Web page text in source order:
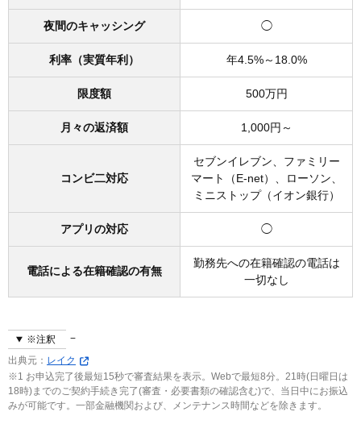
夜間のキャッシング ◯
利率（実質年利） 年4.5%～18.0%
限度額 500万円
月々の返済額 1,000円～
コンビ二対応
セブンイレブン、ファミリー
マート（E-net）、ローソン、
ミニストップ（イオン銀行）
アプリの対応 ◯
電話による在籍確認の有無
勤務先への在籍確認の電話は
一切なし
※注釈
出典元： レイク
※1 お申込完了後最短15秒で審査結果を表示。Webで最短8分。21時(日曜日は
18時)までのご契約手続き完了(審査・必要書類の確認含む)で、当日中にお振込
みが可能です。一部金融機関および、メンテナンス時間などを除きます。